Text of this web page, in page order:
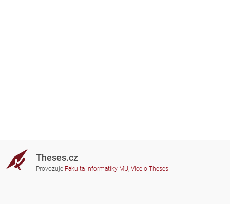
Theses.cz
Provozuje Fakulta informatiky MU, Více o Theses